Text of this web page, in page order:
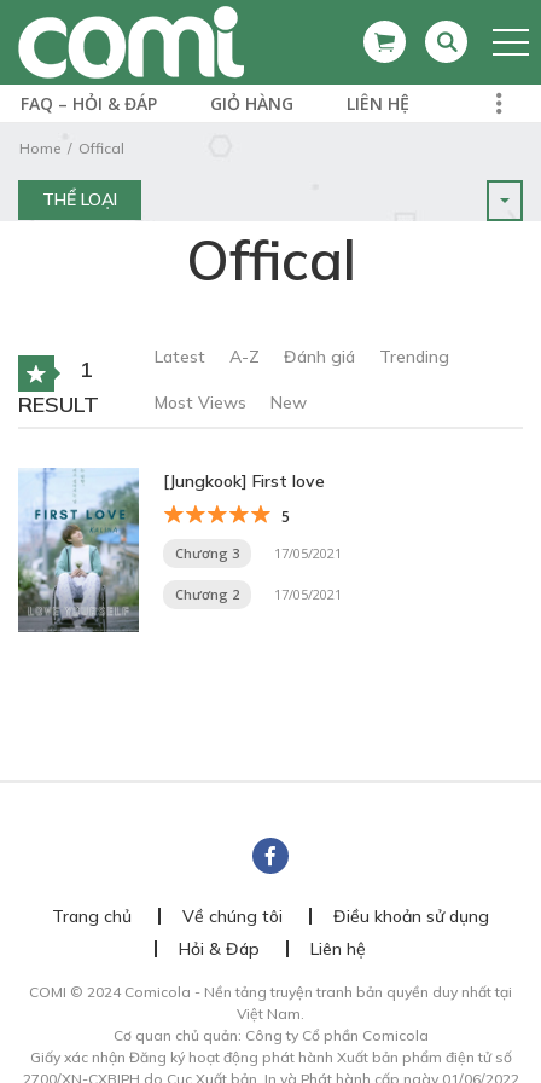
FAQ – HỎI & ĐÁP GIỎ HÀNG LIÊN HỆ
Home Offical
THỂ LOẠI
Offical
1
RESULT
Latest A-Z Đánh giá Trending
Most Views New
[Jungkook] First love
5
Chương 3 17/05/2021
Chương 2 17/05/2021
Trang chủ Về chúng tôi
Điều khoản sử dụng
Hỏi & Đáp
Liên hệ
COMI © 2024 Comicola - Nền tảng truyện tranh bản quyền duy nhất tại
Việt Nam.
Cơ quan chủ quản: Công ty Cổ phần Comicola
Giấy xác nhận Đăng ký hoạt động phát hành Xuất bản phẩm điện tử số
2700/XN-CXBIPH do Cục Xuất bản, In và Phát hành cấp ngày 01/06/2022